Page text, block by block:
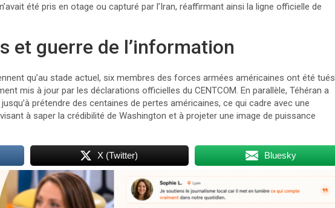
été pris en otage ou capturé par l’Iran, réaffirmant ainsi la ligne officielle de
et guerre de l’information
qu’au stade actuel, six membres des forces armées américaines ont été tués
mis à jour par les déclarations officielles du CENTCOM. En parallèle, Téhéran a
prétendre des centaines de pertes américaines, ce qui cadre avec une
à saper la crédibilité de Washington et à projeter une image de puissance
X (Twitter) Bluesky